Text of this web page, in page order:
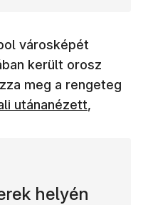
városképét
került orosz
meg a rengeteg
nyílik meg)
utánanézett,
helyén